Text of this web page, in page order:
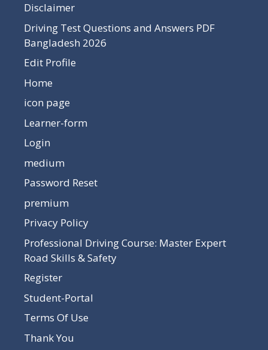
Disclaimer
Driving Test Questions and Answers PDF
Bangladesh 2026
Edit Profile
Home
icon page
Learner-form
Login
medium
Password Reset
premium
Privacy Policy
Professional Driving Course: Master Expert
Road Skills & Safety
Register
Student-Portal
Terms Of Use
Thank You